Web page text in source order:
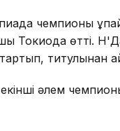
чемпионы
Токиода өтті.
тартып, титулынан
әлем